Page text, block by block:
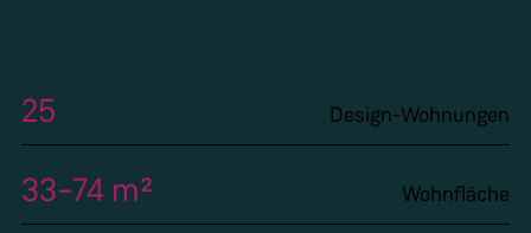
Design-Wohnungen
25
Wohnfläche
33–74 m²